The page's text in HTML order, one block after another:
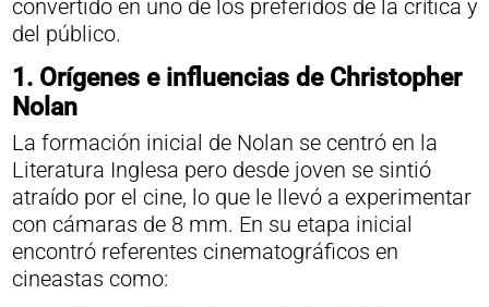
convertido en uno de los preferidos de la crítica y
del público.
1. Orígenes e influencias de Christopher
Nolan
La formación inicial de Nolan se centró en la
Literatura Inglesa pero desde joven se sintió
atraído por el cine, lo que le llevó a experimentar
con cámaras de 8 mm. En su etapa inicial
encontró referentes cinematográficos en
cineastas como: